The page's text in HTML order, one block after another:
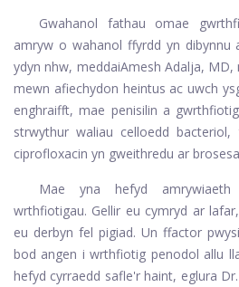
Gwahanol fathau omae
amryw o wahanol ffyrdd yn
ydyn nhw, meddaiAmesh Adalja, MD,
mewn afiechydon heintus ac uwch
enghraifft, mae penisilin a
strwythur waliau celloedd
ciprofloxacin yn gweithredu ar
Mae yna hefyd
wrthfiotigau. Gellir eu cymryd ar
eu derbyn fel pigiad. Un ffactor
bod angen i wrthfiotig penodol allu
hefyd cyrraedd safle'r haint, eglura